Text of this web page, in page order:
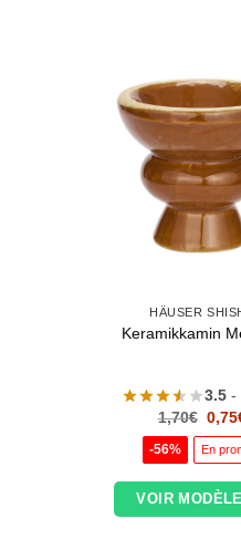
HÄUSER
Keramikkamin
3.5 -
1,70€ Le
prix
initial
était
0,75
-56% En
VOIR